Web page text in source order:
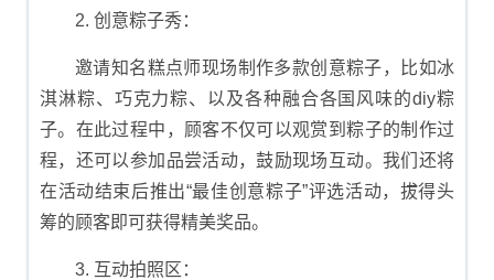
2. 创意粽子秀：
邀请知名糕点师现场制作多款创意粽子，比如冰
淇淋粽、巧克力粽、以及各种融合各国风味的diy粽
子。在此过程中，顾客不仅可以观赏到粽子的制作过
程，还可以参加品尝活动，鼓励现场互动。我们还将
在活动结束后推出“最佳创意粽子”评选活动，拔得头
筹的顾客即可获得精美奖品。
3. 互动拍照区：